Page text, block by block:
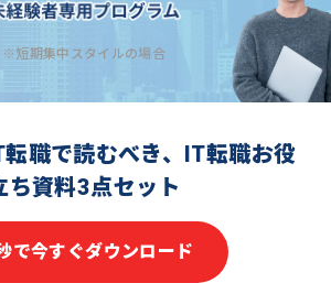
※短期集中スタイルの場合
職で読むべき、IT転職お役
ち資料3点セット
で今すぐダウンロード